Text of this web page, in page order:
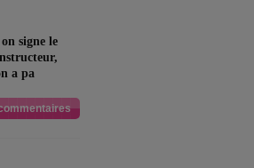
signe le
a pa